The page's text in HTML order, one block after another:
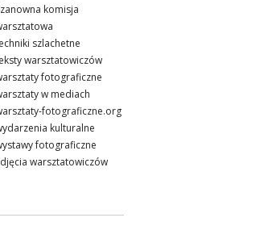
komisja
szlachetne
warsztatowiczów
fotograficzne
w mediach
fotograficzne.org
kulturalne
fotograficzne
warsztatowiczów